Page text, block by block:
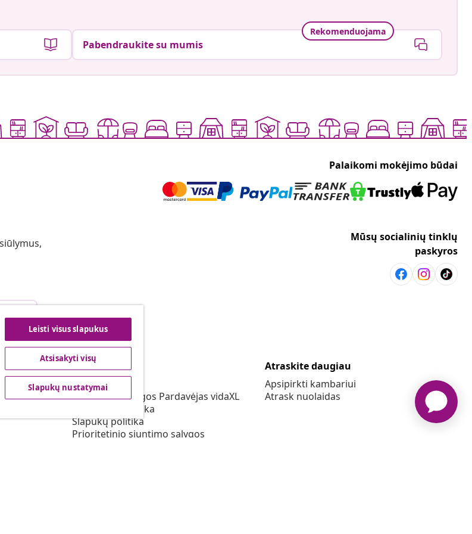
Rekomenduojama
Pabendraukite su mumis
Palaikomi mokėjimo būdai
Mūsų socialinių tinklų
paskyros
vidaXL
Apie vidaXL
Terminai ir sąlygos Pardavėjas vidaXL
Privatumo politika
Slapukų politika
Prioritetinio siuntimo sąlygos
Atraskite daugiau
Apsipirkti kambariui
Atrask nuolaidas
Leisti visus slapukus
Atsisakyti visų
Slapukų nustatymai